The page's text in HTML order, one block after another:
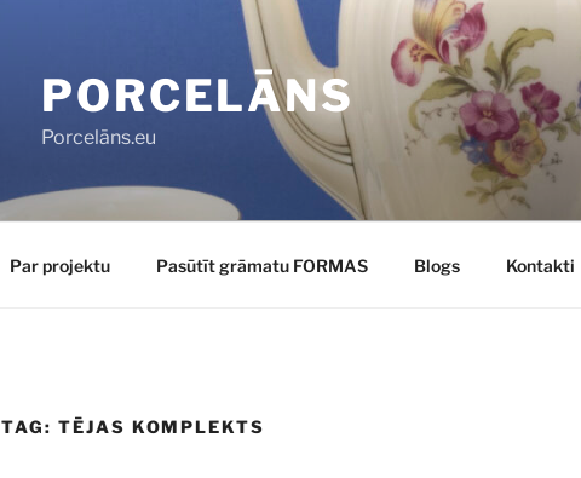
PORCELĀNS
Porcelāns.eu
Par projektu Pasūtīt grāmatu FORMAS Blogs Kontakti
TAG: TĒJAS KOMPLEKTS